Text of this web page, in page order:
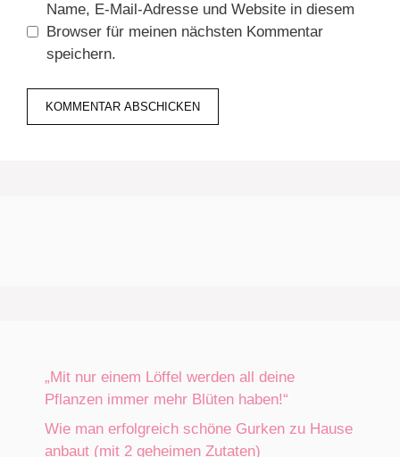
Name, E-Mail-Adresse und Website in diesem
Browser für meinen nächsten Kommentar
speichern.
„Mit nur einem Löffel werden all deine
Pflanzen immer mehr Blüten haben!“
Wie man erfolgreich schöne Gurken zu Hause
anbaut (mit 2 geheimen Zutaten)